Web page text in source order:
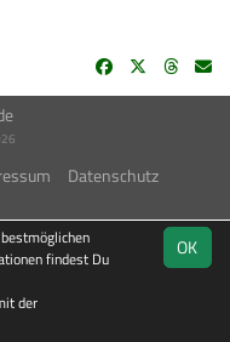
Datenschutz
OK
findest Du
der